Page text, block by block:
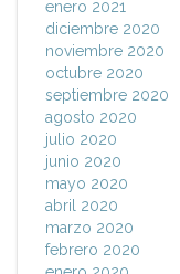
enero 2021
diciembre 2020
noviembre 2020
octubre 2020
septiembre 2020
agosto 2020
julio 2020
junio 2020
mayo 2020
abril 2020
marzo 2020
febrero 2020